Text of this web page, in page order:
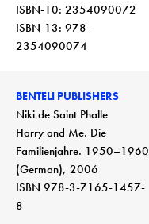
ISBN-10: 2354090072
ISBN-13: 978-
2354090074
BENTELI PUBLISHERS
Niki de Saint Phalle
Harry and Me. Die
Familienjahre. 1950–1960
(German), 2006
ISBN 978-3-7165-1457-
8